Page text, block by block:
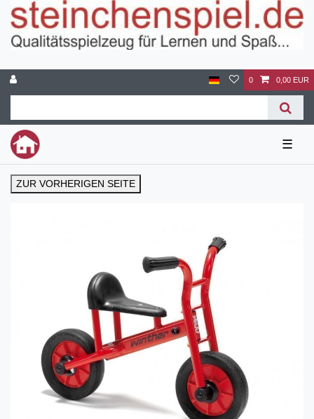
0 0,00 EUR
☰
ZUR VORHERIGEN SEITE